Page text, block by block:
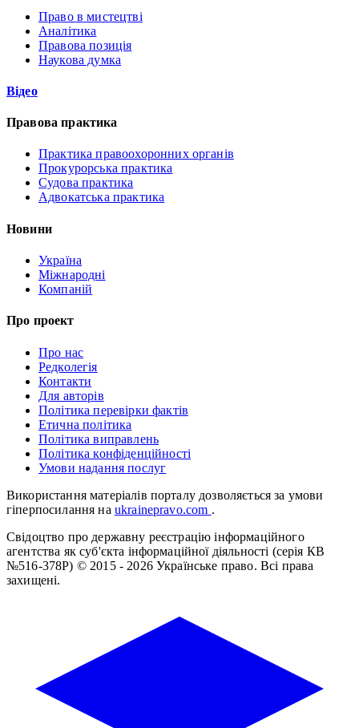
Право в мистецтві
Аналітика
Правова позиція
Наукова думка
Відео
Правова практика
Практика правоохоронних органів
Прокурорська практика
Судова практика
Адвокатська практика
Новини
Україна
Міжнародні
Компаній
Про проект
Про нас
Редколегія
Контакти
Для авторів
Політика перевірки фактів
Етична політика
Політика виправлень
Політика конфіденційності
Умови надання послуг
Використання матеріалів порталу дозволяється за умови
гіперпосилання на ukrainepravo.com .
Свідоцтво про державну реєстрацію інформаційного
агентства як суб'єкта інформаційної діяльності (серія КВ
№516-378Р) © 2015 - 2026 Українське право. Всі права
захищені.